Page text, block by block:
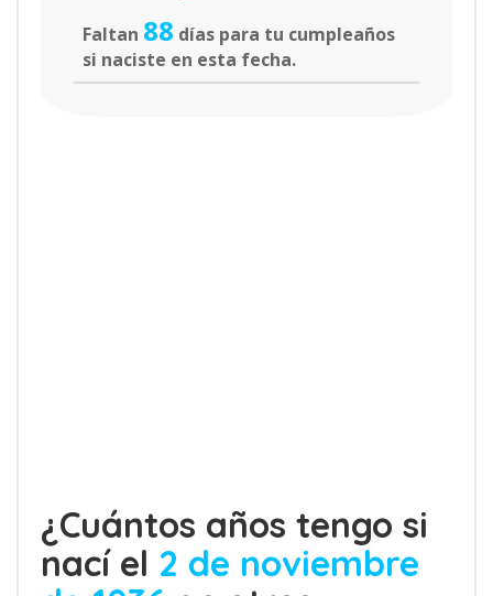
Faltan 88 días para tu cumpleaños
si naciste en esta fecha.
¿Cuántos años tengo si
nací el 2 de noviembre